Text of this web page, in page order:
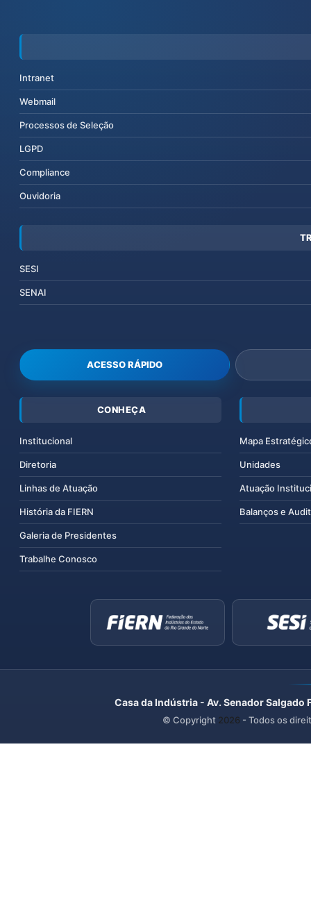
Intranet
Webmail
Processos de Seleção
LGPD
Compliance
Ouvidoria
SESI
SENAI
ACESSO RÁPIDO
CONHEÇA
Institucional
Diretoria
Linhas de Atuação
História da FIERN
Galeria de Presidentes
Trabalhe Conosco
Mapa
Unidades
Atuação
Balanços e
Casa da Indústria - Av. Senador
© Copyright 2026 - Todos os